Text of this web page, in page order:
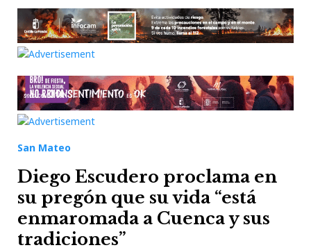
San Mateo
Diego Escudero proclama en
su pregón que su vida “está
enmaromada a Cuenca y sus
tradiciones”